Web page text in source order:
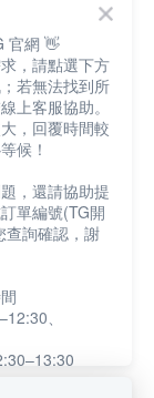
官網 👋
，請點選下方
若無法找到所
上客服協助。
，回覆時間較
候！
，還請協助提
單編號(TG開
查詢確認，謝
、